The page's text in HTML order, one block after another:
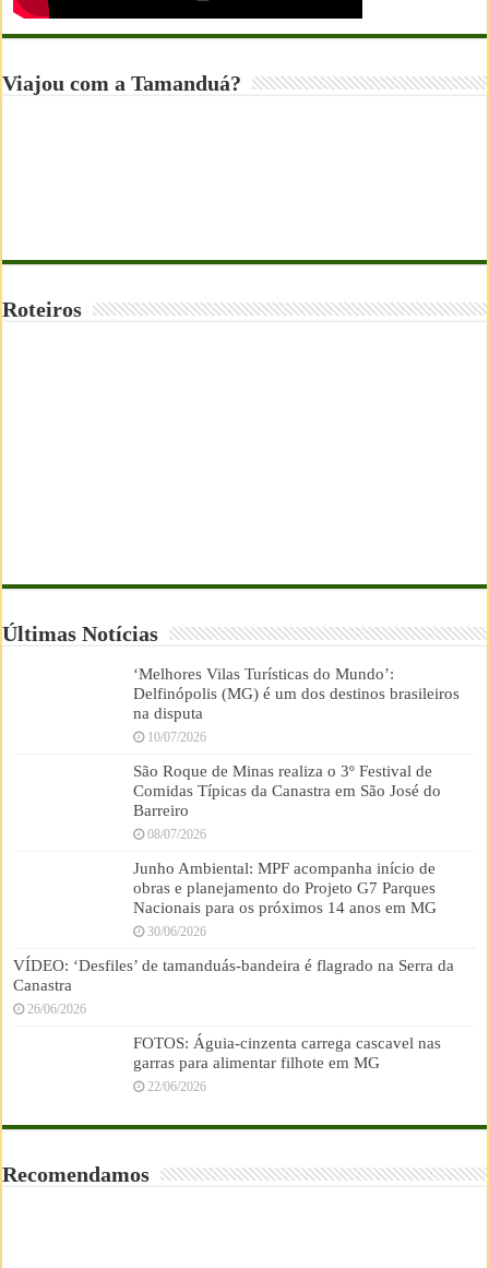
Viajou com a Tamanduá?
Roteiros
Últimas Notícias
‘Melhores Vilas Turísticas do Mundo’:
Delfinópolis (MG) é um dos destinos brasileiros
na disputa
10/07/2026
São Roque de Minas realiza o 3º Festival de
Comidas Típicas da Canastra em São José do
Barreiro
08/07/2026
Junho Ambiental: MPF acompanha início de
obras e planejamento do Projeto G7 Parques
Nacionais para os próximos 14 anos em MG
30/06/2026
VÍDEO: ‘Desfiles’ de tamanduás-bandeira é flagrado na Serra da
Canastra
26/06/2026
FOTOS: Águia-cinzenta carrega cascavel nas
garras para alimentar filhote em MG
22/06/2026
Recomendamos